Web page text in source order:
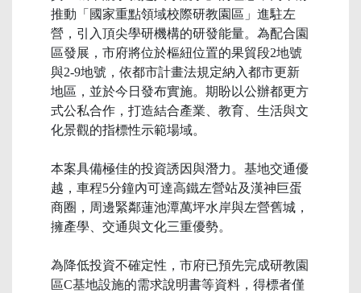
推動「國家重點領域校際研教園區」進駐左
營，引入頂尖學研機構的研發能量。為配合園
區發展，市府將位於樞紐位置的果貿段2地號
與2-9地號，依都市計畫法規定納入都市更新
地區，並於今日發布實施。期盼以公辦都更方
式公私合作，打造結合產業、教育、生活與文
化景觀的指標性示範場域。
本案具備極佳的投資誘因與潛力。基地交通優
越，車程5分鐘內可達高鐵左營站及漢神巨蛋
商圈，周邊緊鄰蓮池潭萬坪水岸與左營舊城，
擁產學、交通與文化三重優勢。
為降低投資不確定性，市府已預先完成研教園
區C基地設施的需求說明書等資料，得標者僅